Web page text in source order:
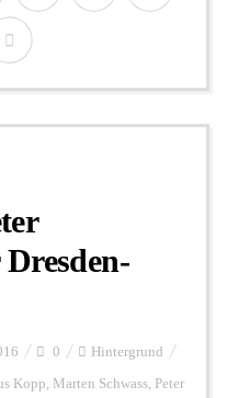
0 Hintergrund
Kopp, Marten Schwass, Peter